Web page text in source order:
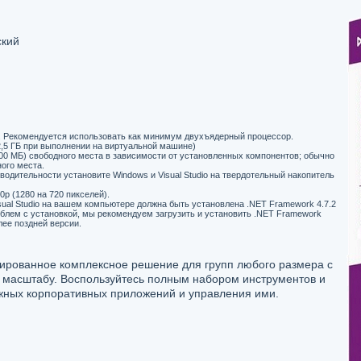
использовать как минимум двухъядерный процессор.
при выполнении на виртуальной машине)
МБ) свободного места в зависимости от установленных компонентов; обычно
места.
установите Windows и Visual Studio на твердотельный накопитель
(1280 на 720 пикселей).
Studio на вашем компьютере должна быть установлена .NET Framework 4.7.2
с установкой, мы рекомендуем загрузить и установить .NET Framework
поздней версии.
комплексное решение для групп любого размера с
Воспользуйтесь полным набором инструментов и
корпоративных приложений и управления ими.